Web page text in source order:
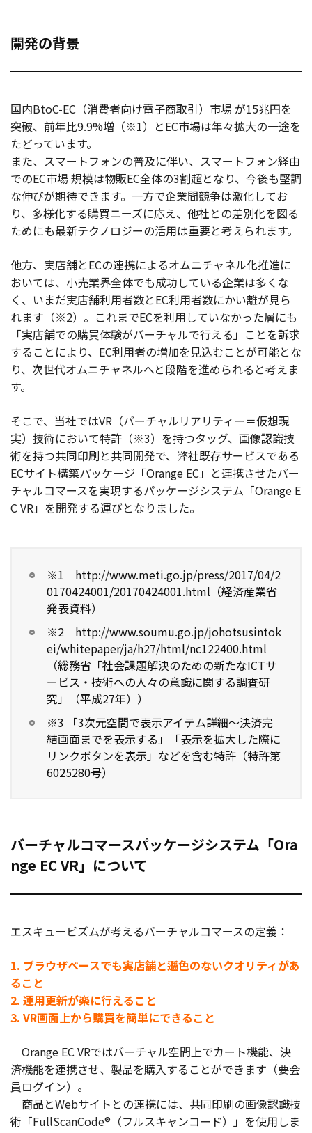
開発の背景
国内BtoC-EC（消費者向け電子商取引）市場 が15兆円を
突破、前年比9.9%増（※1）とEC市場は年々拡大の一途を
たどっています。
また、スマートフォンの普及に伴い、スマートフォン経由
でのEC市場 規模は物販EC全体の3割超となり、今後も堅調
な伸びが期待できます。一方で企業間競争は激化してお
り、多様化する購買ニーズに応え、他社との差別化を図る
ためにも最新テクノロジーの活用は重要と考えられます。
他方、実店舗とECの連携によるオムニチャネル化推進に
おいては、小売業界全体でも成功している企業は多くな
く、いまだ実店舗利用者数とEC利用者数にかい離が見ら
れます（※2）。これまでECを利用していなかった層にも
「実店舗での購買体験がバーチャルで行える」ことを訴求
することにより、EC利用者の増加を見込むことが可能とな
り、次世代オムニチャネルへと段階を進められると考えま
す。
そこで、当社ではVR（バーチャルリアリティー＝仮想現
実）技術において特許（※3）を持つタッグ、画像認識技
術を持つ共同印刷と共同開発で、弊社既存サービスである
ECサイト構築パッケージ「Orange EC」と連携させたバー
チャルコマースを実現するパッケージシステム「Orange E
C VR」を開発する運びとなりました。
※1 http://www.meti.go.jp/press/2017/04/2
0170424001/20170424001.html（経済産業省
発表資料）
※2 http://www.soumu.go.jp/johotsusintok
ei/whitepaper/ja/h27/html/nc122400.html
（総務省「社会課題解決のための新たなICTサ
ービス・技術への人々の意識に関する調査研
究」（平成27年））
※3 「3次元空間で表示アイテム詳細〜決済完
結画面までを表示する」「表示を拡大した際に
リンクボタンを表示」などを含む特許（特許第
6025280号）
バーチャルコマースパッケージシステム「Ora
nge EC VR」について
エスキュービズムが考えるバーチャルコマースの定義：
1. ブラウザベースでも実店舗と遜色のないクオリティがあ
ること
2. 運用更新が楽に行えること
3. VR画面上から購買を簡単にできること
Orange EC VRではバーチャル空間上でカート機能、決
済機能を連携させ、製品を購入することができます（要会
員ログイン）。
商品とWebサイトとの連携には、共同印刷の画像認識技
術「FullScanCode®（フルスキャンコード）」を使用しま